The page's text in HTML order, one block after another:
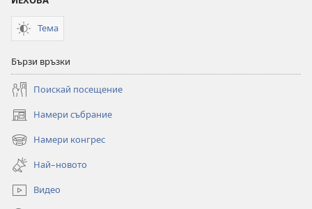
Тема
Бързи връзки
Поискай посещение
Намери събрание
(отваря
нов
прозорец)
Намери конгрес
(отваря
нов
прозорец)
Най–новото
Видео